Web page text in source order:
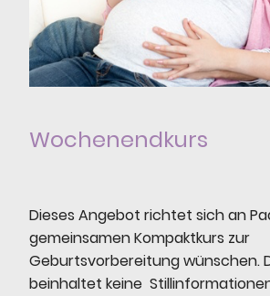
Wochenendkurs
Dieses Angebot richtet sich an
gemeinsamen Kompaktkurs zur
Geburtsvorbereitung wünschen.
beinhaltet keine